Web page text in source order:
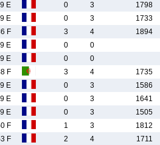
E 0 3 1798
E 0 3 1733
F 3 4 1894
E 0 0
E 0 0
F 3 4 1735
E 0 3 1586
E 0 3 1641
E 0 3 1505
F 1 3 1812
F 2 4 1711